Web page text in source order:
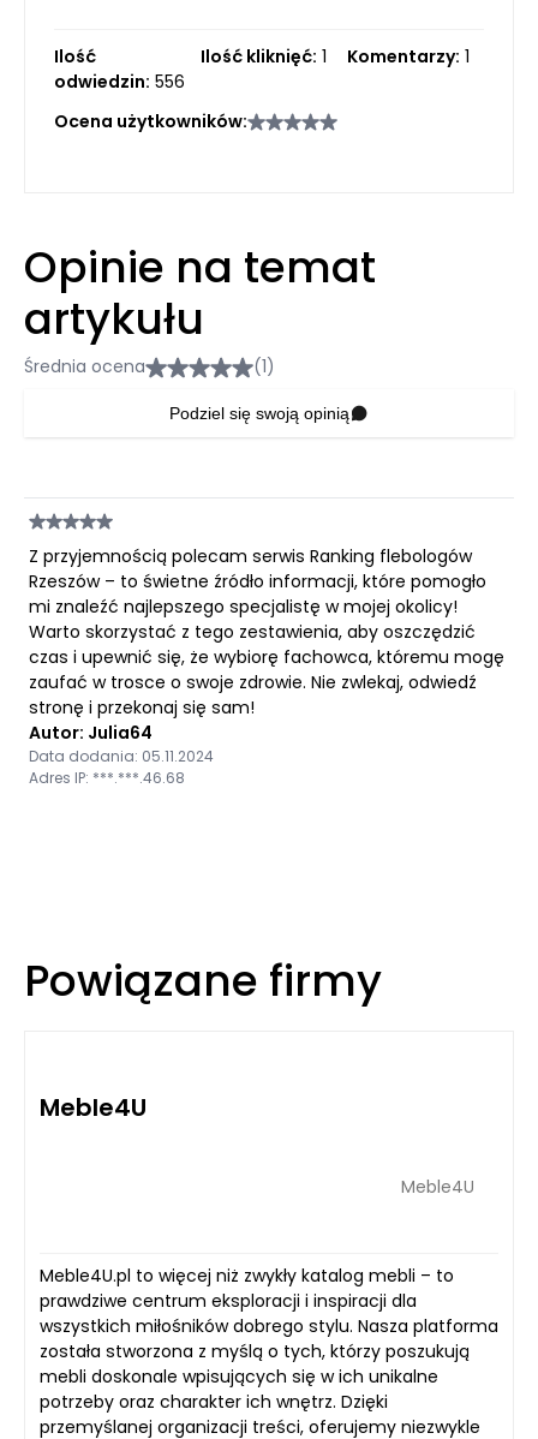
Ilość
odwiedzin: 556
Ilość kliknięć: 1 Komentarzy: 1
Ocena użytkowników:
Opinie na temat
artykułu
Średnia ocena (1)
Podziel się swoją opinią
Z przyjemnością polecam serwis Ranking flebologów
Rzeszów – to świetne źródło informacji, które pomogło
mi znaleźć najlepszego specjalistę w mojej okolicy!
Warto skorzystać z tego zestawienia, aby oszczędzić
czas i upewnić się, że wybiorę fachowca, któremu mogę
zaufać w trosce o swoje zdrowie. Nie zwlekaj, odwiedź
stronę i przekonaj się sam!
Autor: Julia64
Data dodania: 05.11.2024
Adres IP: ***.***.46.68
Powiązane firmy
Meble4U
Meble4U
Meble4U.pl to więcej niż zwykły katalog mebli – to
prawdziwe centrum eksploracji i inspiracji dla
wszystkich miłośników dobrego stylu. Nasza platforma
została stworzona z myślą o tych, którzy poszukują
mebli doskonale wpisujących się w ich unikalne
potrzeby oraz charakter ich wnętrz. Dzięki
przemyślanej organizacji treści, oferujemy niezwykle